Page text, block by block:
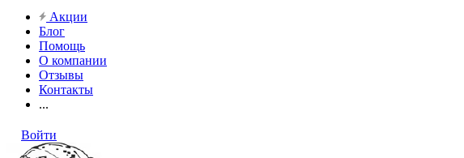
Акции
Блог
Помощь
О компании
Отзывы
Контакты
...
Войти